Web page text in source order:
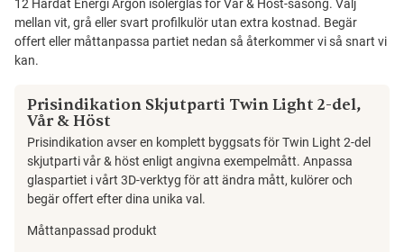
12 Härdat Energi Argon isolerglas för Vår & Höst-säsong. Välj
mellan vit, grå eller svart profilkulör utan extra kostnad. Begär
offert eller måttanpassa partiet nedan så återkommer vi så snart vi
kan.
Prisindikation Skjutparti Twin Light 2-del,
Vår & Höst
Prisindikation avser en komplett byggsats för Twin Light 2-del
skjutparti vår & höst enligt angivna exempelmått. Anpassa
glaspartiet i vårt 3D-verktyg för att ändra mått, kulörer och
begär offert efter dina unika val.
Måttanpassad produkt